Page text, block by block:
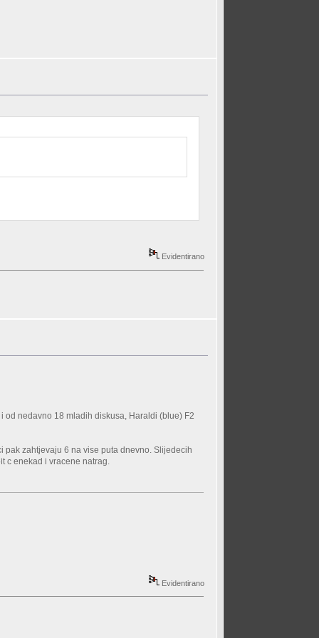
Evidentirano
od nedavno 18 mladih diskusa, Haraldi (blue) F2
pak zahtjevaju 6 na vise puta dnevno. Slijedecih
c enekad i vracene natrag.
Evidentirano